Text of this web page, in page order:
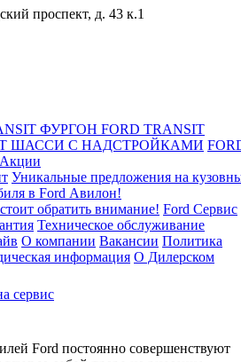
проспект, д. 43 к.1
ФУРГОН FORD TRANSIT
ШАССИ С НАДСТРОЙКАМИ
Акции
Уникальные предложения на
в Ford Авилон!
обратить внимание! Ford Сервис
Техническое обслуживание
О компании Вакансии Политика
информация О Дилерском
сервис
Ford постоянно совершенствуют